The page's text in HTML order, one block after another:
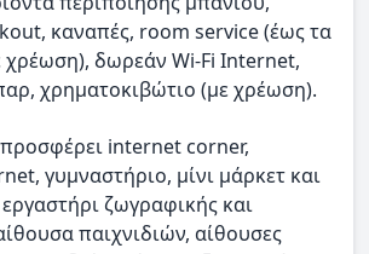
καναπές, room service (έως τα
χρέωση), δωρεάν Wi-Fi Internet,
χρηματοκιβώτιο (με χρέωση).
internet corner,
γυμναστήριο, μίνι μάρκετ και
ζωγραφικής και
παιχνιδιών, αίθουσες